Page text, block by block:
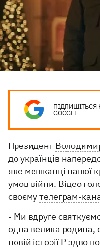
ПІДПИШІТЬСЯ
GOOGLE
Президент
до українців
яке мешканці нашої
умов війни. Відео
своємутелеграм-
- Ми вдруге
одна велика родина,
новій історії Різдво